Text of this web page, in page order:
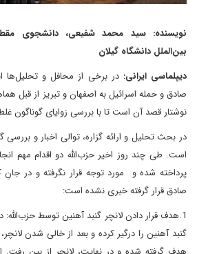
نویسنده: سید محمد شفیعی، دانشجوی
بین‌الملل دانشگاه گیلان
دیپلماسی ایرانی:در برخی از محافل و تحلیل‌ها
صادق و حمله اسرائیل به اصفهان و تبریز از قبل
نوشتار قصد آن است تا با بررسی زوایای گوناگون
در بحث تحلیل و ارائه گزاره، توالی ‌اخبار و
است. طی چند روز اخیر حزب‌الله دو اقدام مهم
پرداخته شده و مورد توجه قرار نگرفته و در جانِ
صادق قرار گرفته خبری نشده است:
1.هدف قرار دادن لانچر گنبد آهنین توسط حزب‌الله:
گنبد آهنین را درگیر کرده و بعد از خالی شدن